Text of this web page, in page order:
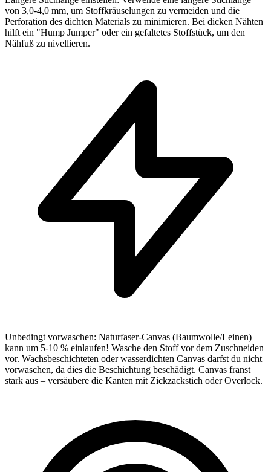
von 3,0-4,0 mm, um Stoffkräuselungen zu vermeiden und die
Perforation des dichten Materials zu minimieren. Bei dicken Nähten
hilft ein "Hump Jumper" oder ein gefaltetes Stoffstück, um den
Nähfuß zu nivellieren.
Unbedingt vorwaschen: Naturfaser-Canvas (Baumwolle/Leinen)
kann um 5-10 % einlaufen! Wasche den Stoff vor dem Zuschneiden
vor. Wachsbeschichteten oder wasserdichten Canvas darfst du nicht
vorwaschen, da dies die Beschichtung beschädigt. Canvas franst
stark aus – versäubere die Kanten mit Zickzackstich oder Overlock.